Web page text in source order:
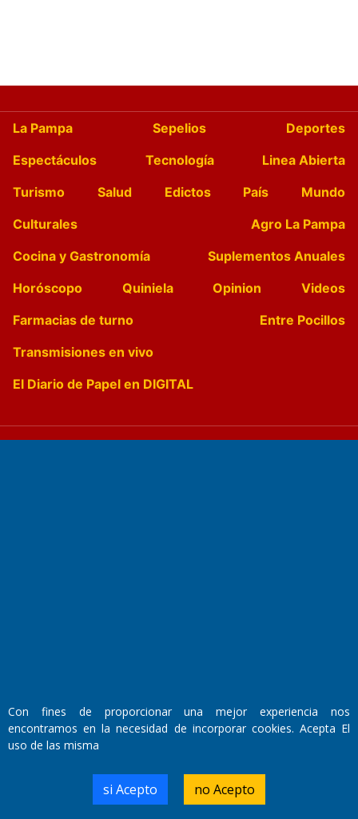
La Pampa Sepelios
Deportes
Espectáculos
Tecnología
Linea Abierta
Turismo
Salud Edictos País
Mundo
Culturales
Agro La Pampa
Cocina y Gastronomía
Suplementos Anuales
Horóscopo
Quiniela Opinion
Videos
Farmacias de turno
Entre Pocillos
Transmisiones en vivo
El Diario de Papel en DIGITAL
Santa Rosa, La Pampa.
Número de Registro DNDA:
RL-2019-55551274-APN-DNDA#MJ
Con fines de proporcionar una mejor experiencia nos
encontramos en la necesidad de incorporar cookies. Acepta El
uso de las misma
si Acepto no Acepto